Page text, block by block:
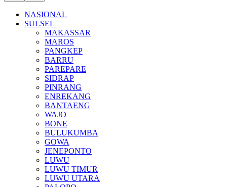
NASIONAL
SULSEL
MAKASSAR
MAROS
PANGKEP
BARRU
PAREPARE
SIDRAP
PINRANG
ENREKANG
BANTAENG
WAJO
BONE
BULUKUMBA
GOWA
JENEPONTO
LUWU
LUWU TIMUR
LUWU UTARA